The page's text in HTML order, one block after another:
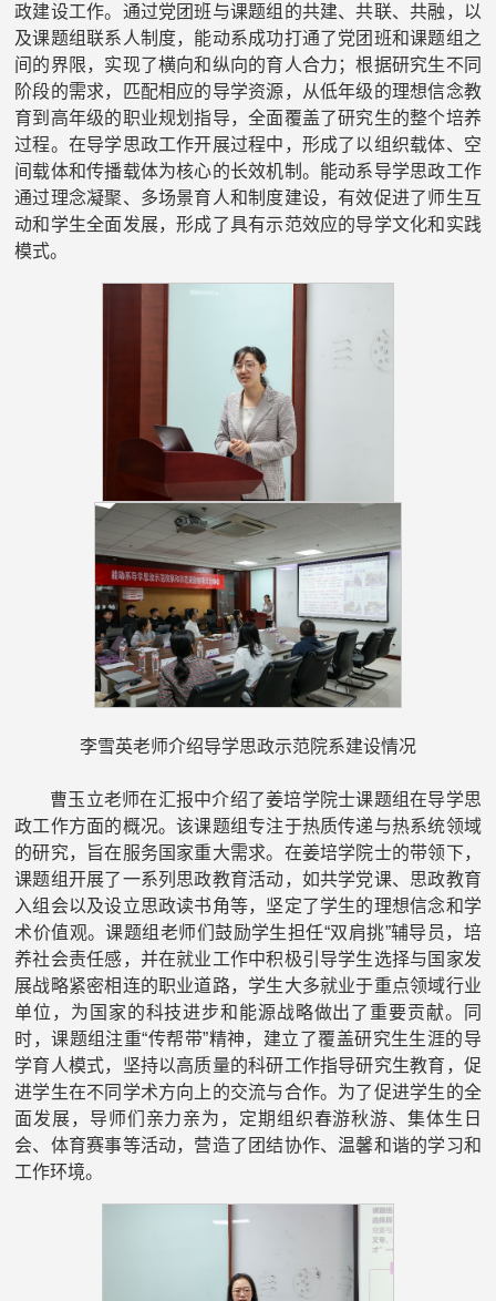
政建设工作。通过党团班与课题组的共建、共联、共融，以
及课题组联系人制度，能动系成功打通了党团班和课题组之
间的界限，实现了横向和纵向的育人合力；根据研究生不同
阶段的需求，匹配相应的导学资源，从低年级的理想信念教
育到高年级的职业规划指导，全面覆盖了研究生的整个培养
过程。在导学思政工作开展过程中，形成了以组织载体、空
间载体和传播载体为核心的长效机制。能动系导学思政工作
通过理念凝聚、多场景育人和制度建设，有效促进了师生互
动和学生全面发展，形成了具有示范效应的导学文化和实践
模式。
李雪英老师介绍导学思政示范院系建设情况
曹玉立老师在汇报中介绍了姜培学院士课题组在导学思
政工作方面的概况。该课题组专注于热质传递与热系统领域
的研究，旨在服务国家重大需求。在姜培学院士的带领下，
课题组开展了一系列思政教育活动，如共学党课、思政教育
入组会以及设立思政读书角等，坚定了学生的理想信念和学
术价值观。课题组老师们鼓励学生担任“双肩挑”辅导员，培
养社会责任感，并在就业工作中积极引导学生选择与国家发
展战略紧密相连的职业道路，学生大多就业于重点领域行业
单位，为国家的科技进步和能源战略做出了重要贡献。同
时，课题组注重“传帮带”精神，建立了覆盖研究生生涯的导
学育人模式，坚持以高质量的科研工作指导研究生教育，促
进学生在不同学术方向上的交流与合作。为了促进学生的全
面发展，导师们亲力亲为，定期组织春游秋游、集体生日
会、体育赛事等活动，营造了团结协作、温馨和谐的学习和
工作环境。